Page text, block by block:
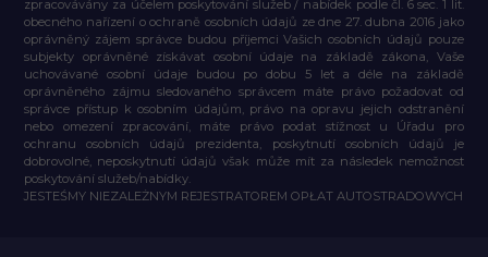
zpracovávány za účelem poskytování služeb / nabídek podle čl. 6 sec. 1 lit.
obecného nařízení o ochraně osobních údajů ze dne 27. dubna 2016 jako
oprávněný zájem správce budou příjemci Vašich osobních údajů pouze
subjekty oprávněné získávat osobní údaje na základě zákona, Vaše
uchovávané osobní údaje budou po dobu 5 let a déle na základě
oprávněného zájmu sledovaného správcem máte právo požadovat od
správce přístup k osobním údajům, právo na opravu jejich odstranění
nebo omezení zpracování, máte právo podat stížnost u Úřadu pro
ochranu osobních údajů prezidenta, poskytnutí osobních údajů je
dobrovolné, neposkytnutí údajů však může mít za následek nemožnost
poskytování služeb/nabídky.
JESTEŚMY NIEZALEŻNYM REJESTRATOREM OPŁAT AUTOSTRADOWYCH